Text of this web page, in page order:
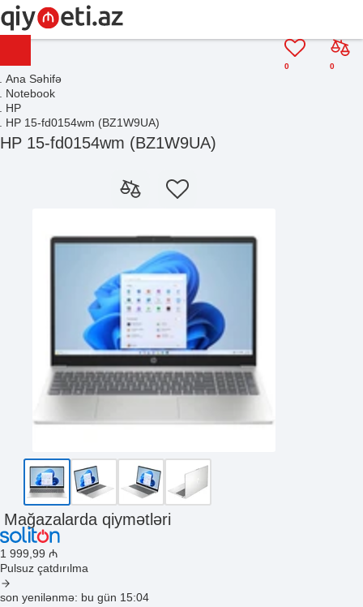
0
0
Ana Səhifə
Notebook
HP
HP 15-fd0154wm (BZ1W9UA)
HP 15-fd0154wm (BZ1W9UA)
Mağazalarda qiymətləri
1 999 ,99 ₼
Pulsuz çatdırılma
son yenilənmə: bu gün 15:04